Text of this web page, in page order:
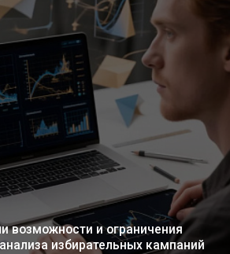
возможности и ограничения
избирательных кампаний